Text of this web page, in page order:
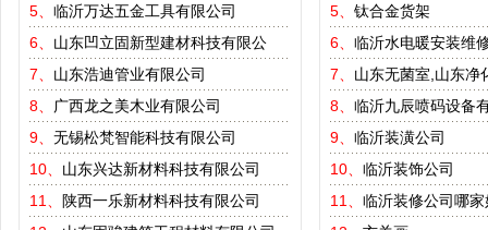
5、 临沂万达五金工具有限公司
6、 山东凹立固新型建材科技有限公
7、 山东浩迪管业有限公司
8、
广西龙之美木业有限公司
9、 无锡松梵智能科技有限公司
10、 山东兴达新材料科技有限公司
11、
陕西一乐新材料科技有限公司
5、 钛合金货架
6、 临沂水电暖安装维
7、 山东无菌室,山东净
8、 临沂九辰喷码设备
9、 临沂装潢公司
10、 临沂装饰公司
11、 临沂装修公司哪家